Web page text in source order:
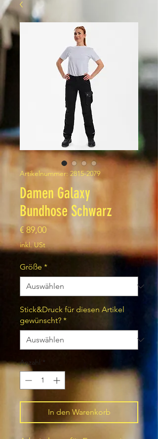
Artikelnummer: 2815-2079
Damen Galaxy
Bundhose Schwarz
€ 89,00Preis
inkl. USt
Größe *
Stick&Druck für diesen Artikel
gewünscht? *
Anzahl *
In den Warenkorb